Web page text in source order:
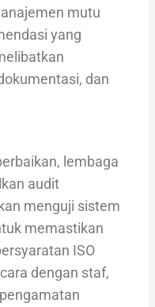
mutu
yang
dan
lembaga
audit
menguji sistem
memastikan
ISO
dengan staf,